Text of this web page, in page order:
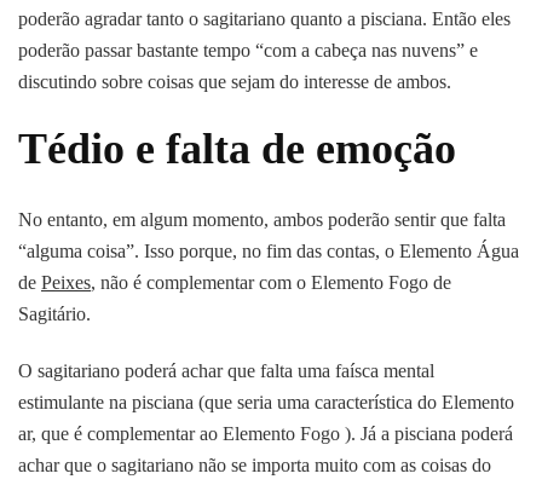
poderão agradar tanto o sagitariano quanto a pisciana. Então eles
poderão passar bastante tempo “com a cabeça nas nuvens” e
discutindo sobre coisas que sejam do interesse de ambos.
Tédio e falta de emoção
No entanto, em algum momento, ambos poderão sentir que falta
“alguma coisa”. Isso porque, no fim das contas, o Elemento Água
de Peixes, não é complementar com o Elemento Fogo de
Sagitário.
O sagitariano poderá achar que falta uma faísca mental
estimulante na pisciana (que seria uma característica do Elemento
ar, que é complementar ao Elemento Fogo ). Já a pisciana poderá
achar que o sagitariano não se importa muito com as coisas do